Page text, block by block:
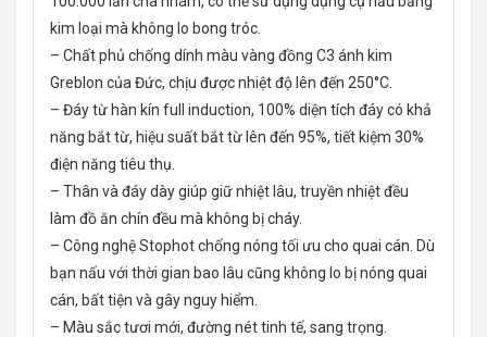
kim loại mà không lo bong tróc.
– Chất phủ chống dính màu vàng đồng C3 ánh kim
Greblon của Đức, chịu được nhiệt độ lên đến 250°C.
– Đáy từ hàn kín full induction, 100% diện tích đáy có khả
năng bắt từ, hiệu suất bắt từ lên đến 95%, tiết kiệm 30%
điện năng tiêu thụ.
– Thân và đáy dày giúp giữ nhiệt lâu, truyền nhiệt đều
làm đồ ăn chín đều mà không bị cháy.
– Công nghệ Stophot chống nóng tối ưu cho quai cán. Dù
bạn nấu với thời gian bao lâu cũng không lo bị nóng quai
cán, bất tiện và gây nguy hiểm.
– Màu sắc tươi mới, đường nét tinh tế, sang trọng.